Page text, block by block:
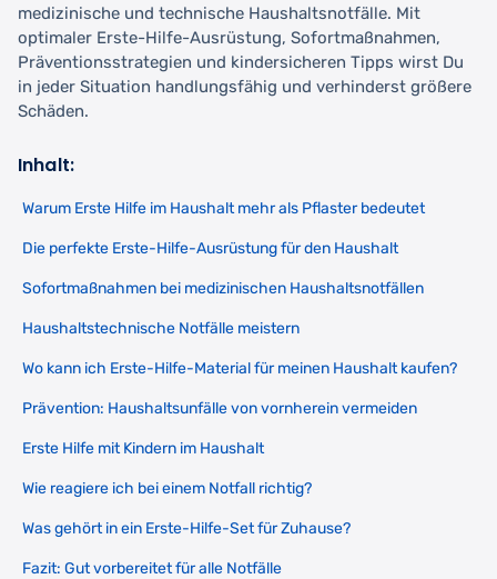
medizinische und technische Haushaltsnotfälle. Mit
optimaler Erste-Hilfe-Ausrüstung, Sofortmaßnahmen,
Präventionsstrategien und kindersicheren Tipps wirst Du
in jeder Situation handlungsfähig und verhinderst größere
Schäden.
Inhalt:
Warum Erste Hilfe im Haushalt mehr als Pflaster bedeutet
Die perfekte Erste-Hilfe-Ausrüstung für den Haushalt
Sofortmaßnahmen bei medizinischen Haushaltsnotfällen
Haushaltstechnische Notfälle meistern
Wo kann ich Erste-Hilfe-Material für meinen Haushalt kaufen?
Prävention: Haushaltsunfälle von vornherein vermeiden
Erste Hilfe mit Kindern im Haushalt
Wie reagiere ich bei einem Notfall richtig?
Was gehört in ein Erste-Hilfe-Set für Zuhause?
Fazit: Gut vorbereitet für alle Notfälle